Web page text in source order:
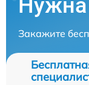
Нужна
Закажите